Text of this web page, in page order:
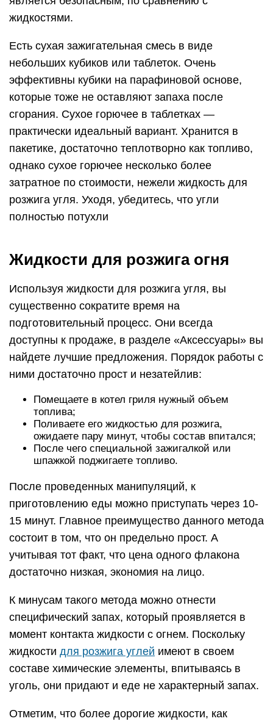
жидкостями.
Есть сухая зажигательная смесь в виде
небольших кубиков или таблеток. Очень
эффективны кубики на парафиновой основе,
которые тоже не оставляют запаха после
сгорания. Сухое горючее в таблетках —
практически идеальный вариант. Хранится в
пакетике, достаточно теплотворно как топливо,
однако сухое горючее несколько более
затратное по стоимости, нежели жидкость для
розжига угля. Уходя, убедитесь, что угли
полностью потухли
Жидкости для розжига огня
Используя жидкости для розжига угля, вы
существенно сократите время на
подготовительный процесс. Они всегда
доступны к продаже, в разделе «Аксессуары» вы
найдете лучшие предложения. Порядок работы с
ними достаточно прост и незатейлив:
Помещаете в котел гриля нужный объем
топлива;
Поливаете его жидкостью для розжига,
ожидаете пару минут, чтобы состав впитался;
После чего специальной зажигалкой или
шпажкой поджигаете топливо.
После проведенных манипуляций, к
приготовлению еды можно приступать через 10-
15 минут. Главное преимущество данного метода
состоит в том, что он предельно прост. А
учитывая тот факт, что цена одного флакона
достаточно низкая, экономия на лицо.
К минусам такого метода можно отнести
специфический запах, который проявляется в
момент контакта жидкости с огнем. Поскольку
жидкости для розжига углей имеют в своем
составе химические элементы, впитываясь в
уголь, они придают и еде не характерный запах.
Отметим, что более дорогие жидкости, как